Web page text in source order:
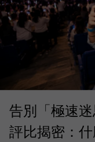
告別「極速
評比揭密：